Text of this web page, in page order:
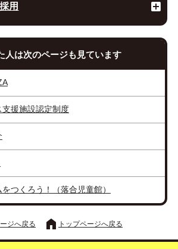
用
人は次のページも見ています
支援施設認定制度
つくろう！（落合児童館）
ジへ戻る トップページへ戻る